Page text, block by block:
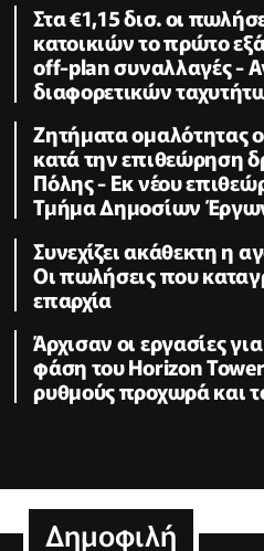
Στα €1,15 δισ. οι
κατοικιών το πρώτο
off-plan συναλλαγές -
διαφορετικών
Zητήματα ομαλότητας
κατά την επιθεώρηση
Πόλης - Εκ νέου
Τμήμα Δημοσίων
Συνεχίζει ακάθεκτη η
Οι πωλήσεις που
επαρχία
Άρχισαν οι εργασίες
φάση του Horizon
ρυθμούς προχωρά και
Δημοφιλή